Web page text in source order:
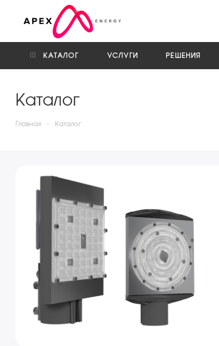
КАТАЛОГ УСЛУГИ РЕШЕНИЯ
Каталог
Главная — Каталог